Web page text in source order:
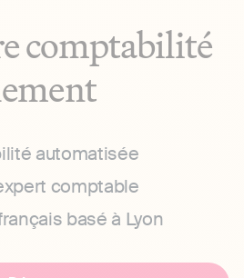
comptabilité
automatisée
comptable
basé à Lyon